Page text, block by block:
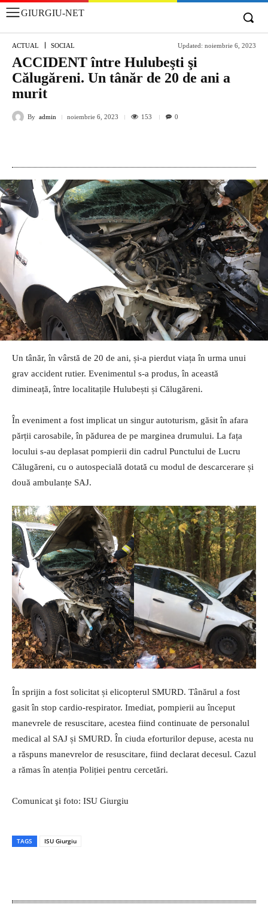
GIURGIU-NET
ACTUAL SOCIAL Updated: noiembrie 6, 2023
ACCIDENT între Hulubeşti şi
Călugăreni. Un tânăr de 20 de ani a
murit
By admin noiembrie 6, 2023 153 0
Un tânăr, în vârstă de 20 de ani, și-a pierdut viața în urma unui
grav accident rutier. Evenimentul s-a produs, în această
dimineață, între localitațile Hulubești și Călugăreni.
În eveniment a fost implicat un singur autoturism, găsit în afara
părții carosabile, în pădurea de pe marginea drumului. La fața
locului s-au deplasat pompierii din cadrul Punctului de Lucru
Călugăreni, cu o autospecială dotată cu modul de descarcerare și
două ambulanțe SAJ.
În sprijin a fost solicitat și elicopterul SMURD. Tânărul a fost
gasit în stop cardio-respirator. Imediat, pompierii au început
manevrele de resuscitare, acestea fiind continuate de personalul
medical al SAJ și SMURD. În ciuda eforturilor depuse, acesta nu
a răspuns manevrelor de resuscitare, fiind declarat decesul. Cazul
a rămas în atenția Poliției pentru cercetări.
Comunicat şi foto: ISU Giurgiu
TAGS ISU Giurgiu